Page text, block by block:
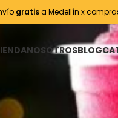
gratisa Medellín x
NOSOTROSBLOG